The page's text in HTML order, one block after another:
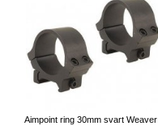
Aimpoint ring 30mm svart Weaver